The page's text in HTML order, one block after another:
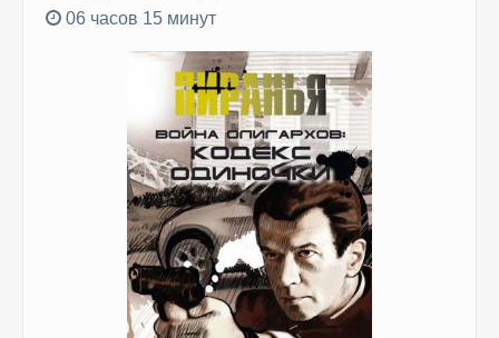
06 часов 15 минут